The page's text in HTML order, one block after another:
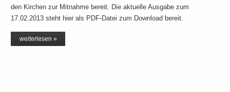
den Kirchen zur Mitnahme bereit. Die aktuelle Ausgabe zum
17.02.2013 steht hier als PDF-Datei zum Download bereit.
weiterlesen »